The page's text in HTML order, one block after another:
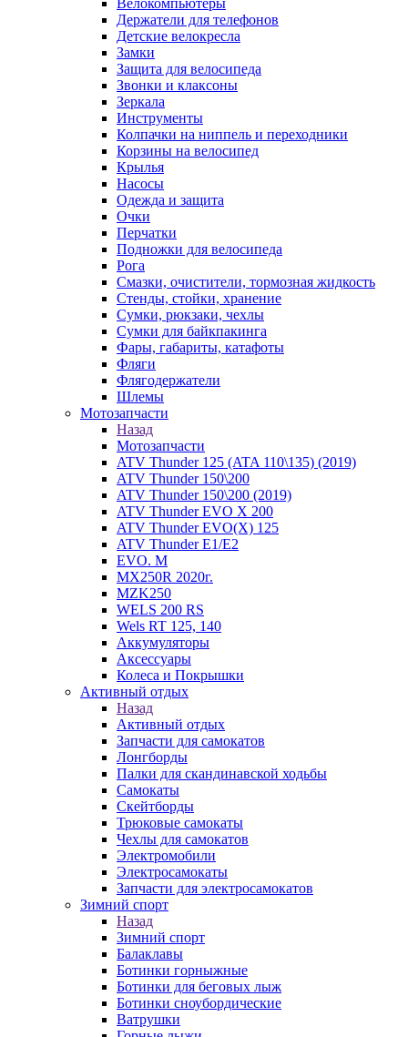
Велокомпьютеры
Держатели для телефонов
Детские велокресла
Замки
Защита для велосипеда
Звонки и клаксоны
Зеркала
Инструменты
Колпачки на ниппель и переходники
Корзины на велосипед
Крылья
Насосы
Одежда и защита
Очки
Перчатки
Подножки для велосипеда
Рога
Смазки, очистители, тормозная жидкость
Стенды, стойки, хранение
Сумки, рюкзаки, чехлы
Сумки для байкпакинга
Фары, габариты, катафоты
Фляги
Флягодержатели
Шлемы
Мотозапчасти
Назад
Мотозапчасти
ATV Thunder 125 (ATA 110\135) (2019)
ATV Thunder 150\200
ATV Thunder 150\200 (2019)
ATV Thunder EVO X 200
ATV Thunder EVO(X) 125
ATV Thunder Е1/Е2
EVO. M
MX250R 2020г.
MZK250
WELS 200 RS
Wels RT 125, 140
Аккумуляторы
Аксессуары
Колеса и Покрышки
Активный отдых
Назад
Активный отдых
Запчасти для самокатов
Лонгборды
Палки для скандинавской ходьбы
Самокаты
Скейтборды
Трюковые самокаты
Чехлы для самокатов
Электромобили
Электросамокаты
Запчасти для электросамокатов
Зимний спорт
Назад
Зимний спорт
Балаклавы
Ботинки горныжные
Ботинки для беговых лыж
Ботинки сноубордические
Ватрушки